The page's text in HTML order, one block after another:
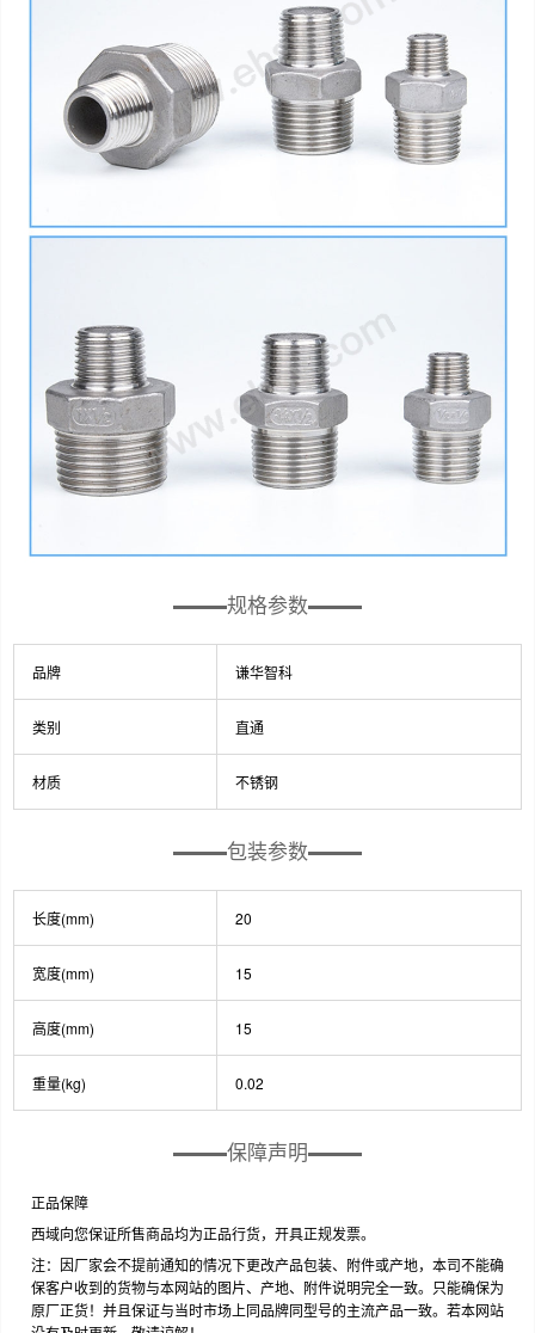
规格参数
品牌 谦华智科
类别 直通
材质 不锈钢
包装参数
长度(mm) 20
宽度(mm) 15
高度(mm) 15
重量(kg) 0.02
保障声明
正品保障
西域向您保证所售商品均为正品行货，开具正规发票。
注：因厂家会不提前通知的情况下更改产品包装、附件或产地，本司不能确
保客户收到的货物与本网站的图片、产地、附件说明完全一致。只能确保为
原厂正货！并且保证与当时市场上同品牌同型号的主流产品一致。若本网站